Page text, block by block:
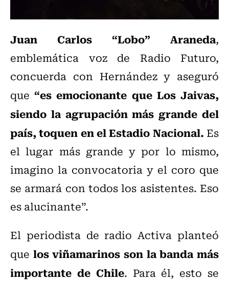
Juan Carlos “Lobo” Araneda,
emblemática voz de Radio Futuro,
concuerda con Hernández y aseguró
que“es emocionante que Los Jaivas,
siendo la agrupación más grande del
país, toquen en el Estadio Nacional. Es
el lugar más grande y por lo mismo,
imagino la convocatoria y el coro que
se armará con todos los asistentes. Eso
es alucinante”.
El periodista de radio Activa planteó
que los viñamarinos son la banda más
importante de Chile. Para él, esto se